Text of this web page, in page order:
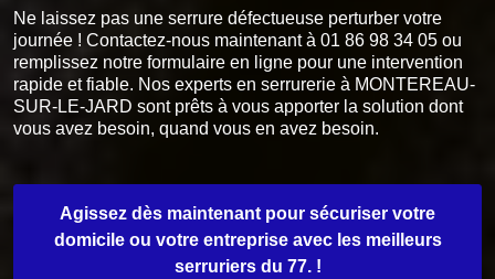
Ne laissez pas une serrure défectueuse perturber votre
journée ! Contactez-nous maintenant à 01 86 98 34 05 ou
remplissez notre formulaire en ligne pour une intervention
rapide et fiable. Nos experts en serrurerie à MONTEREAU-
SUR-LE-JARD sont prêts à vous apporter la solution dont
vous avez besoin, quand vous en avez besoin.
Agissez dès maintenant pour sécuriser votre
domicile ou votre entreprise avec les meilleurs
serruriers du 77. !